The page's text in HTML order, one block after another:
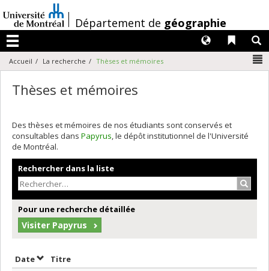
au
contenu
/Département de géographie
Menu
Liens
Langues
Accueil La recherche Thèses et mémoires
Thèses et mémoires
Des thèses et mémoires de nos étudiants sont conservés et
consultables dans Papyrus, le dépôt institutionnel de l'Université
de Montréal.
Rechercher dans la liste
Pour une recherche détaillée
Visiter Papyrus
DateTrier par date en ordre croissant
Titre